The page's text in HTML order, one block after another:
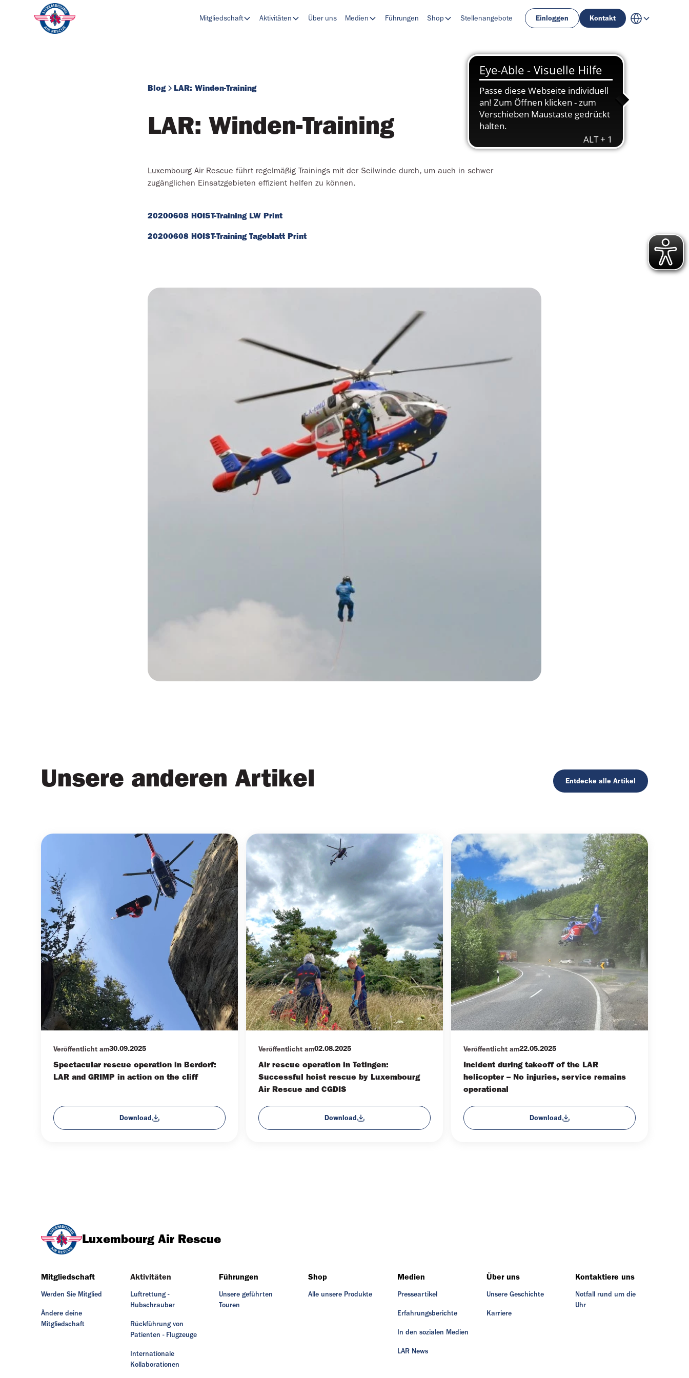
Mitgliedschaft Aktivitäten Über uns Medien Führungen Shop Stellenangebote Einloggen Kontakt
Blog LAR: Winden-Training
LAR: Winden-Training
Luxembourg Air Rescue führt regelmäßig Trainings mit der Seilwinde durch, um auch in schwer
zugänglichen Einsatzgebieten effizient helfen zu können.
20200608 HOIST-Training LW Print
20200608 HOIST-Training Tageblatt Print
Unsere anderen Artikel Entdecke alle Artikel
Veröffentlicht am30.09.2025
Spectacular rescue operation in Berdorf:
LAR and GRIMP in action on the cliff
Download
Veröffentlicht am02.08.2025
Air rescue operation in Tetingen:
Successful hoist rescue by Luxembourg
Air Rescue and CGDIS
Download
Veröffentlicht am22.05.2025
Incident during takeoff of the LAR
helicopter – No injuries, service remains
operational
Download
Luxembourg Air Rescue
Mitgliedschaft
Werden Sie Mitglied
Ändere deine
Mitgliedschaft
Aktivitäten
Luftrettung -
Hubschrauber
Rückführung von
Patienten - Flugzeuge
Internationale
Kollaborationen
Führungen
Unsere geführten
Touren
Shop
Alle unsere Produkte
Medien
Presseartikel
Erfahrungsberichte
In den sozialen Medien
LAR News
Über uns
Unsere Geschichte
Karriere
Kontaktiere uns
Notfall rund um die
Uhr